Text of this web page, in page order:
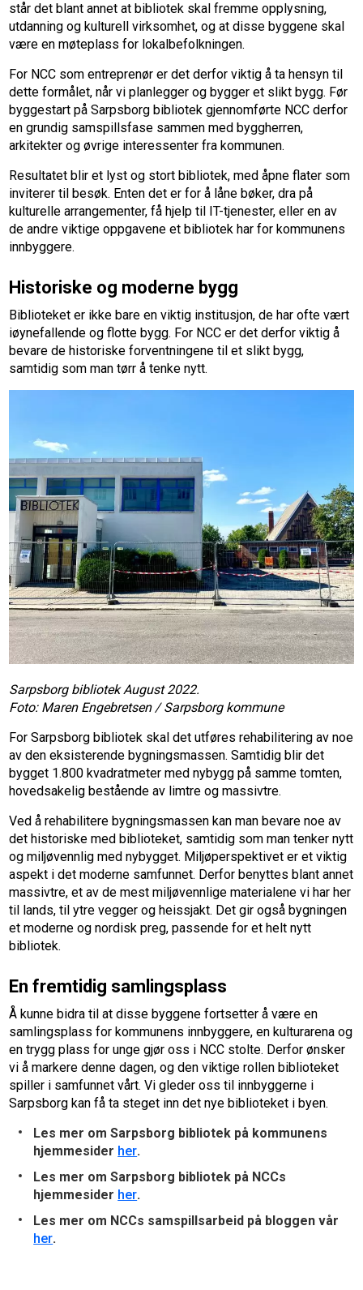
står det blant annet at bibliotek skal fremme opplysning,
utdanning og kulturell virksomhet, og at disse byggene skal
være en møteplass for lokalbefolkningen.
For NCC som entreprenør er det derfor viktig å ta hensyn til
dette formålet, når vi planlegger og bygger et slikt bygg. Før
byggestart på Sarpsborg bibliotek gjennomførte NCC derfor
en grundig samspillsfase sammen med byggherren,
arkitekter og øvrige interessenter fra kommunen.
Resultatet blir et lyst og stort bibliotek, med åpne flater som
inviterer til besøk. Enten det er for å låne bøker, dra på
kulturelle arrangementer, få hjelp til IT-tjenester, eller en av
de andre viktige oppgavene et bibliotek har for kommunens
innbyggere.
Historiske og moderne bygg
Biblioteket er ikke bare en viktig institusjon, de har ofte vært
iøynefallende og flotte bygg. For NCC er det derfor viktig å
bevare de historiske forventningene til et slikt bygg,
samtidig som man tørr å tenke nytt.
Sarpsborg bibliotek August 2022.
Foto: Maren Engebretsen / Sarpsborg kommune
For Sarpsborg bibliotek skal det utføres rehabilitering av noe
av den eksisterende bygningsmassen. Samtidig blir det
bygget 1.800 kvadratmeter med nybygg på samme tomten,
hovedsakelig bestående av limtre og massivtre.
Ved å rehabilitere bygningsmassen kan man bevare noe av
det historiske med biblioteket, samtidig som man tenker nytt
og miljøvennlig med nybygget. Miljøperspektivet er et viktig
aspekt i det moderne samfunnet. Derfor benyttes blant annet
massivtre, et av de mest miljøvennlige materialene vi har her
til lands, til ytre vegger og heissjakt. Det gir også bygningen
et moderne og nordisk preg, passende for et helt nytt
bibliotek.
En fremtidig samlingsplass
Å kunne bidra til at disse byggene fortsetter å være en
samlingsplass for kommunens innbyggere, en kulturarena og
en trygg plass for unge gjør oss i NCC stolte. Derfor ønsker
vi å markere denne dagen, og den viktige rollen biblioteket
spiller i samfunnet vårt. Vi gleder oss til innbyggerne i
Sarpsborg kan få ta steget inn det nye biblioteket i byen.
Les mer om Sarpsborg bibliotek på kommunens
hjemmesider her.
Les mer om Sarpsborg bibliotek på NCCs
hjemmesider her.
Les mer om NCCs samspillsarbeid på bloggen vår
her.